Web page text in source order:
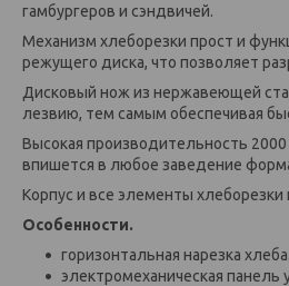
гамбургеров и сэндвичей.
Механизм хлеборезки прост и
режущего диска, что позволяет
Дисковый нож из нержавеющей
лезвию, тем самым обеспечивая
Высокая производительность
впишется в любое заведение
Корпус и все элементы
Особенности.
горизонтальная нарезка хлеба.
электромеханическая панель